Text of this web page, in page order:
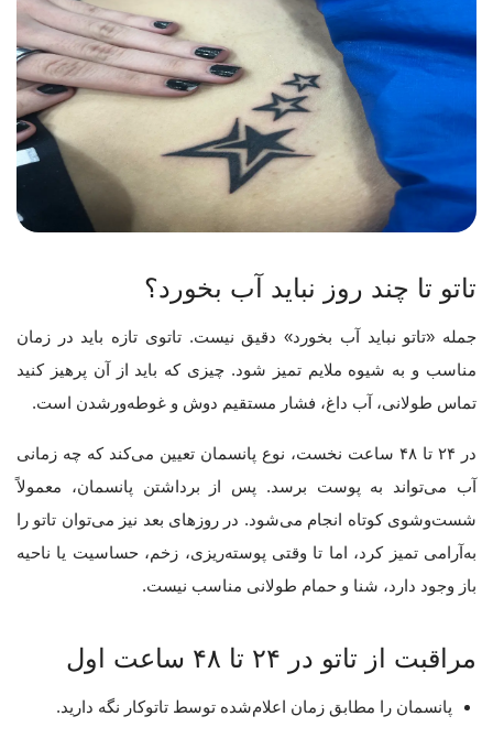
تاتو تا چند روز نباید آب بخورد؟
جمله «تاتو نباید آب بخورد» دقیق نیست. تاتوی تازه باید در زمان
مناسب و به شیوه ملایم تمیز شود. چیزی که باید از آن پرهیز کنید
تماس طولانی، آب داغ، فشار مستقیم دوش و غوطه‌ورشدن است.
در ۲۴ تا ۴۸ ساعت نخست، نوع پانسمان تعیین می‌کند که چه زمانی
آب می‌تواند به پوست برسد. پس از برداشتن پانسمان، معمولاً
شست‌وشوی کوتاه انجام می‌شود. در روزهای بعد نیز می‌توان تاتو را
به‌آرامی تمیز کرد، اما تا وقتی پوسته‌ریزی، زخم، حساسیت یا ناحیه
باز وجود دارد، شنا و حمام طولانی مناسب نیست.
مراقبت از تاتو در ۲۴ تا ۴۸ ساعت اول
پانسمان را مطابق زمان اعلام‌شده توسط تاتوکار نگه دارید.